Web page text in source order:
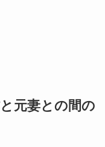
元妻との間の